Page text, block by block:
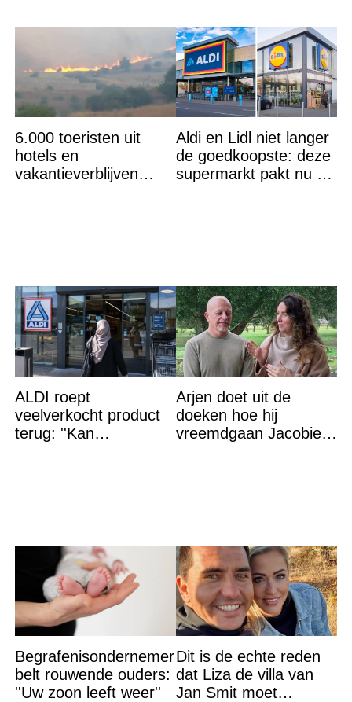
6.000 toeristen uit
hotels en
vakantieverblijven
Aldi en Lidl niet langer
de goedkoopste: deze
supermarkt pakt nu de
ALDI roept
veelverkocht product
terug: ''Kan
Arjen doet uit de
doeken hoe hij
vreemdgaan Jacobien
Begrafenisondernemer
belt rouwende ouders:
''Uw zoon leeft weer''
Dit is de echte reden
dat Liza de villa van
Jan Smit moet